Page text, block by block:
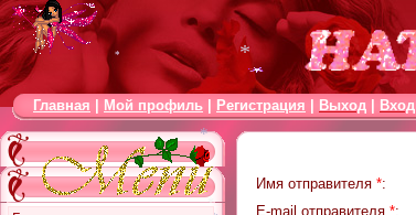
*
Главная Мой профиль Регистрация Выход Вход
Имя отправителя *:
E-mail отправителя *: